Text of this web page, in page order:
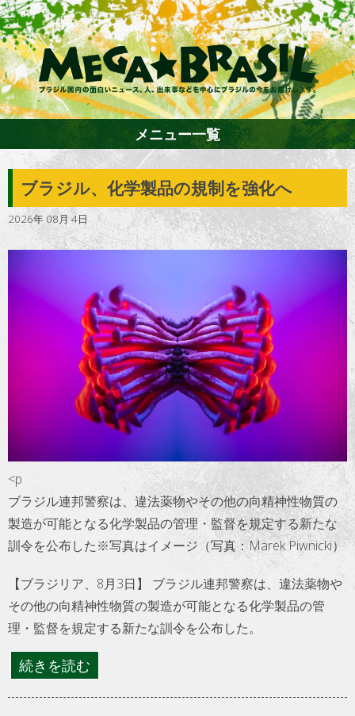
ホーム
ファション
エンターテイメント
グルメ
トラベル
サッカー
PEOPLE
ビジネス
コラム
メニュー一覧
ブラジル、化学製品の規制を強化へ
2026年 08月 4日
<p
ブラジル連邦警察は、違法薬物やその他の向精神性物質の
製造が可能となる化学製品の管理・監督を規定する新たな
訓令を公布した※写真はイメージ（写真：Marek Piwnicki）
【ブラジリア、8月3日】 ブラジル連邦警察は、違法薬物や
その他の向精神性物質の製造が可能となる化学製品の管
理・監督を規定する新たな訓令を公布した。
続きを読む